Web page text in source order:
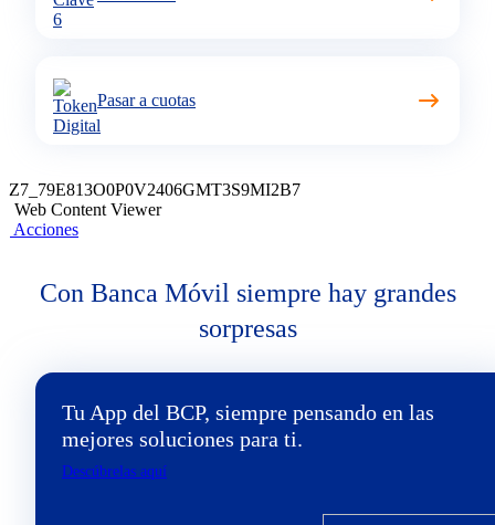
Pasar a cuotas
Z7_79E813O0P0V2406GMT3S9MI2B7
Web Content Viewer
Acciones
Con Banca Móvil siempre hay grandes
sorpresas
Tu App del BCP, siempre pensando en las
mejores soluciones para ti.
Descúbrelas aquí